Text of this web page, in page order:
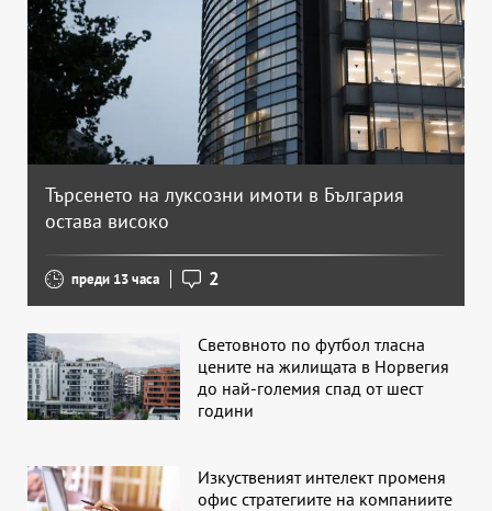
Търсенето на луксозни имоти в България
остава високо
преди 13 часа 2
Световното по футбол тласна
цените на жилищата в Норвегия
до най-големия спад от шест
години
Изкуственият интелект променя
офис стратегиите на компаниите